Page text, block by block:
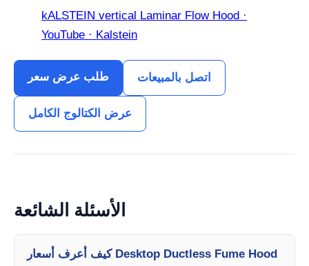
kALSTEIN vertical Laminar Flow Hood ·
YouTube · Kalstein
طلب عرض سعر اتصل بالمبيعات
عرض الكتالوج الكامل
الأسئلة الشائعة
كيف أعرف أسعار Desktop Ductless Fume Hood